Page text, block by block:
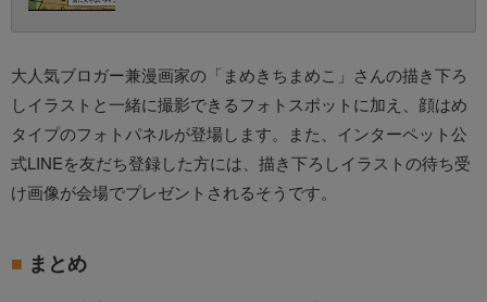
大人気ブロガー兼漫画家の「まめきちまめこ」さんの描き下ろ
しイラストと一緒に撮影できるフォトスポットに加え、顔はめ
タイプのフォトパネルが登場します。また、インターペット公
式LINEを友だち登録した方には、描き下ろしイラストの待ち受
け画像が会場でプレゼントされるそうです。
まとめ